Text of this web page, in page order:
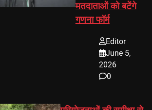
मतदाताओं को बटेंगे
गणना फॉर्म
Editor
June 5,
2026
0